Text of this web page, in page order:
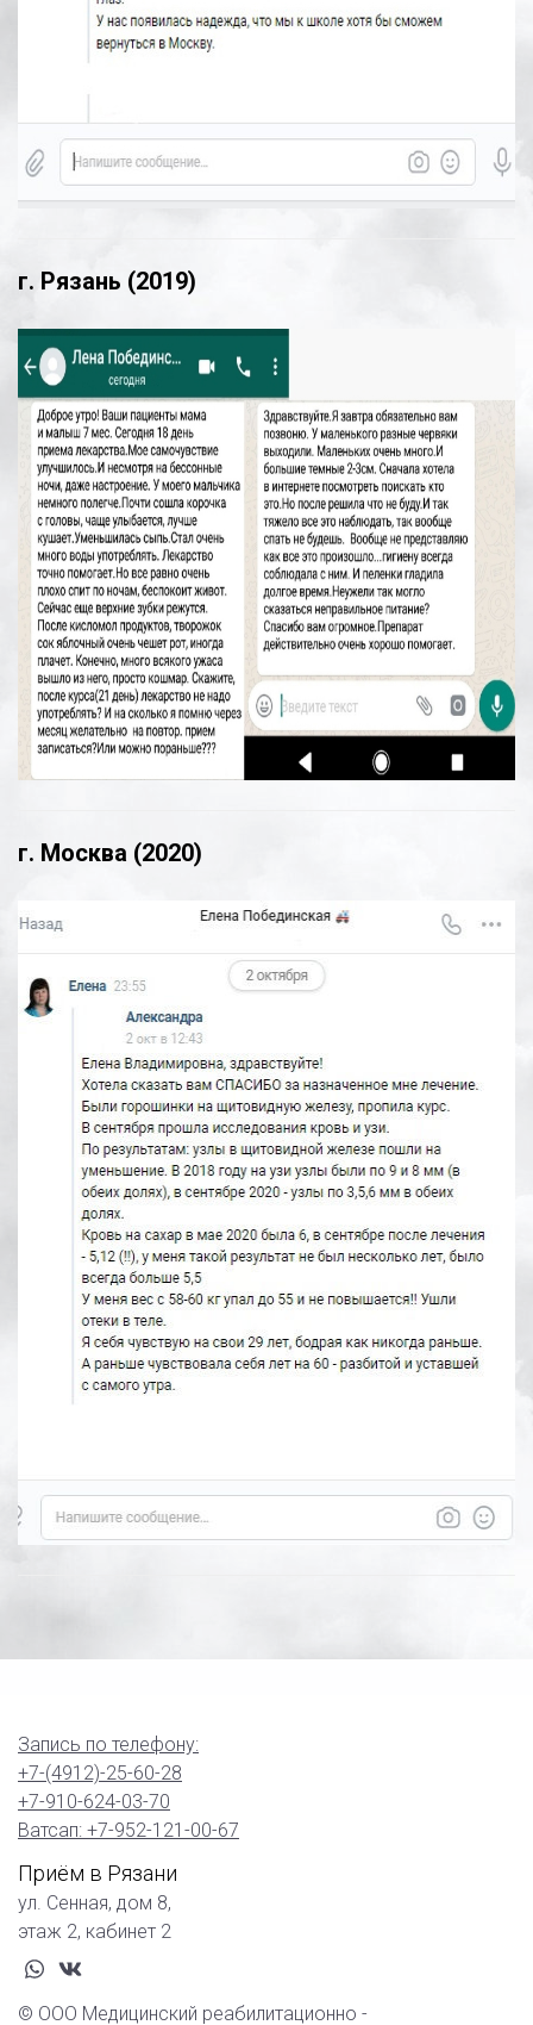
г. Рязань (2019)
г. Москва (2020)
Запись по телефону:
+7-(4912)-25-60-28
+7-910-624-03-70
Ватсап: +7-952-121-00-67
Приём в Рязани
ул. Сенная, дом 8,
этаж 2, кабинет 2
whatsapp
vk
© ООО Медицинский реабилитационно -